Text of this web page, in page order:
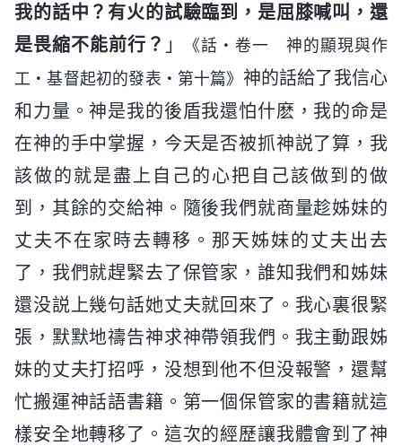
我的話中？有火的試驗臨到，是屈膝喊叫，還
是畏縮不能前行？ 」
《話・卷一 神的顯現與作
工・基督起初的發表・第十篇》 神的話給了我信心
和力量。神是我的後盾我還怕什麽，我的命是
在神的手中掌握，今天是否被抓神説了算，我
該做的就是盡上自己的心把自己該做到的做
到，其餘的交給神。隨後我們就商量趁姊妹的
丈夫不在家時去轉移。那天姊妹的丈夫出去
了，我們就趕緊去了保管家，誰知我們和姊妹
還没説上幾句話她丈夫就回來了。我心裏很緊
張，默默地禱告神求神帶領我們。我主動跟姊
妹的丈夫打招呼，没想到他不但没報警，還幫
忙搬運神話語書籍。第一個保管家的書籍就這
樣安全地轉移了。這次的經歷讓我體會到了神